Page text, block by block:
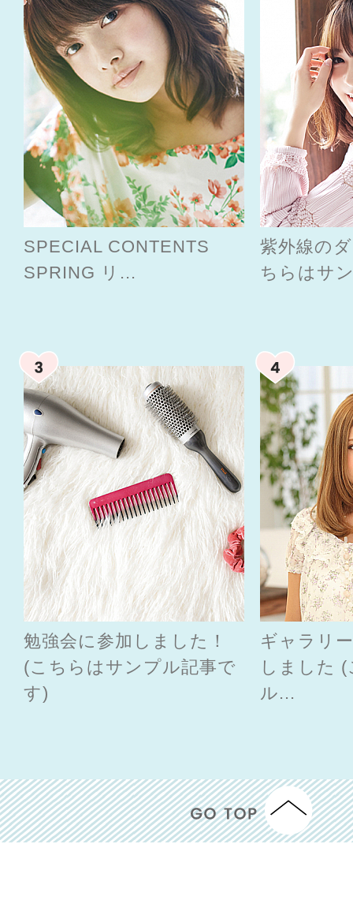
SPECIAL CONTENTS
SPRING リ...
紫外線の
ちらはサ
勉強会に参加しました！
(こちらはサンプル記事で
す)
ギャラリ
しました
ル...